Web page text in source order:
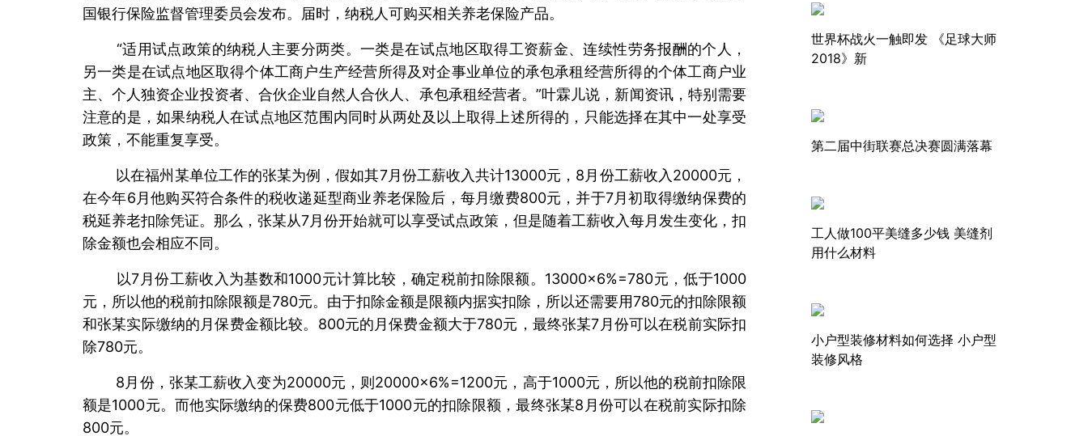
国银行保险监督管理委员会发布。届时，纳税人可购买相关养老保险产品。
“适用试点政策的纳税人主要分两类。一类是在试点地区取得工资薪金、连续性劳务报酬的个人，
另一类是在试点地区取得个体工商户生产经营所得及对企事业单位的承包承租经营所得的个体工商户业
主、个人独资企业投资者、合伙企业自然人合伙人、承包承租经营者。”叶霖儿说，新闻资讯，特别需要
注意的是，如果纳税人在试点地区范围内同时从两处及以上取得上述所得的，只能选择在其中一处享受
政策，不能重复享受。
以在福州某单位工作的张某为例，假如其7月份工薪收入共计13000元，8月份工薪收入20000元，
在今年6月他购买符合条件的税收递延型商业养老保险后，每月缴费800元，并于7月初取得缴纳保费的
税延养老扣除凭证。那么，张某从7月份开始就可以享受试点政策，但是随着工薪收入每月发生变化，扣
除金额也会相应不同。
以7月份工薪收入为基数和1000元计算比较，确定税前扣除限额。13000×6%=780元，低于1000
元，所以他的税前扣除限额是780元。由于扣除金额是限额内据实扣除，所以还需要用780元的扣除限额
和张某实际缴纳的月保费金额比较。800元的月保费金额大于780元，最终张某7月份可以在税前实际扣
除780元。
8月份，张某工薪收入变为20000元，则20000×6%=1200元，高于1000元，所以他的税前扣除限
额是1000元。而他实际缴纳的保费800元低于1000元的扣除限额，最终张某8月份可以在税前实际扣除
800元。
世界杯战火一触即发 《足球大师
2018》新
第二届中街联赛总决赛圆满落幕
工人做100平美缝多少钱 美缝剂
用什么材料
小户型装修材料如何选择 小户型
装修风格